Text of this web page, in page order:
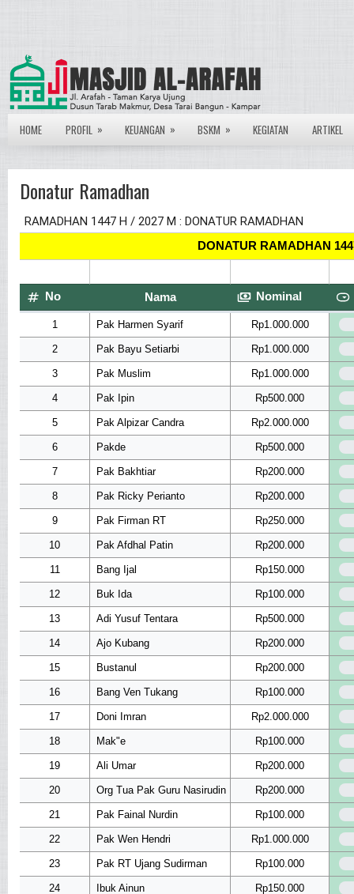
HOME PROFIL » KEUANGAN » BSKM » KEGIATAN ARTIKEL
Donatur Ramadhan